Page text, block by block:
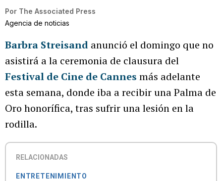
Por The Associated Press
Agencia de noticias
Barbra Streisand anunció el domingo que no
asistirá a la ceremonia de clausura del
Festival de Cine de Cannes más adelante
esta semana, donde iba a recibir una Palma de
Oro honorífica, tras sufrir una lesión en la
rodilla.
RELACIONADAS
ENTRETENIMIENTO